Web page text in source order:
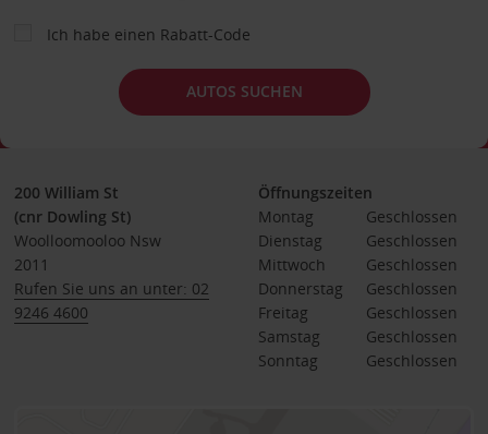
Ich habe einen Rabatt-Code
AUTOS SUCHEN
200 William St
(cnr Dowling St)
Woolloomooloo Nsw
2011
Rufen Sie uns an unter: 02
9246 4600
Öffnungszeiten
Montag
Geschlossen
Dienstag
Geschlossen
Mittwoch
Geschlossen
Donnerstag
Geschlossen
Freitag
Geschlossen
Samstag
Geschlossen
Sonntag
Geschlossen